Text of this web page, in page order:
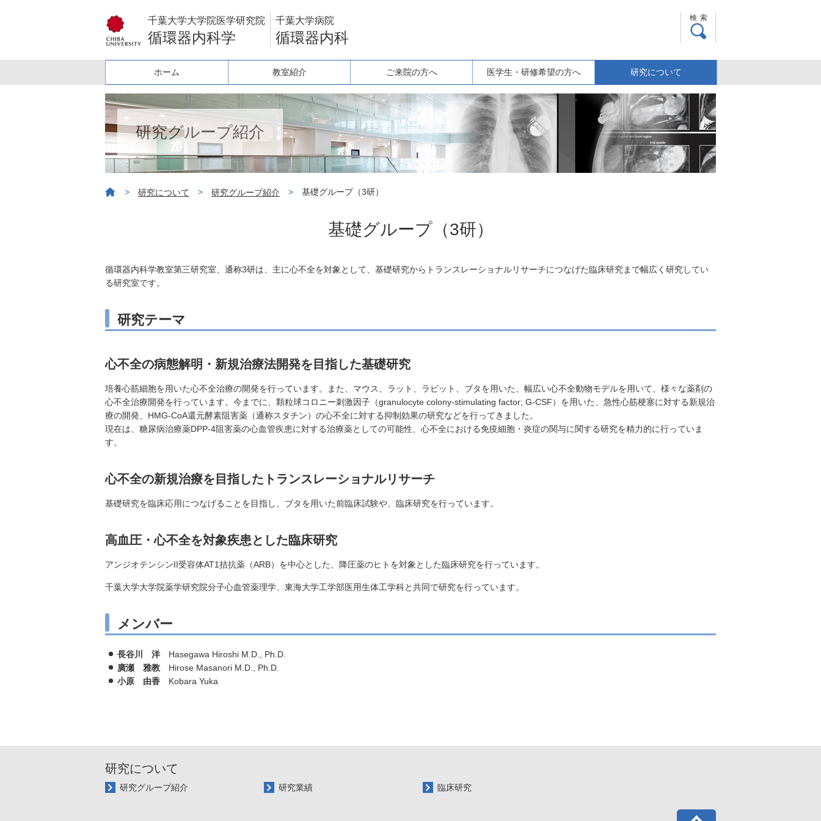
千葉大学大学院医学研究院
循環器内科学
千葉大学病院
循環器内科
検索
ホーム 教室紹介 ご来院の方へ 医学生・研修希望の方へ 研究について
研究グループ紹介
> 研究について > 研究グループ紹介 > 基礎グループ（3研）
基礎グループ（3研）
循環器内科学教室第三研究室、通称3研は、主に心不全を対象として、基礎研究からトランスレーショナルリサーチにつなげた臨床研究まで幅広く研究してい
る研究室です。
研究テーマ
心不全の病態解明・新規治療法開発を目指した基礎研究
培養心筋細胞を用いた心不全治療の開発を行っています。また、マウス、ラット、ラビット、ブタを用いた、幅広い心不全動物モデルを用いて、様々な薬剤の
心不全治療開発を行っています。今までに、顆粒球コロニー刺激因子（granulocyte colony-stimulating factor; G-CSF）を用いた、急性心筋梗塞に対する新規治
療の開発、HMG-CoA還元酵素阻害薬（通称スタチン）の心不全に対する抑制効果の研究などを行ってきました。
現在は、糖尿病治療薬DPP-4阻害薬の心血管疾患に対する治療薬としての可能性、心不全における免疫細胞・炎症の関与に関する研究を精力的に行っていま
す。
心不全の新規治療を目指したトランスレーショナルリサーチ
基礎研究を臨床応用につなげることを目指し、ブタを用いた前臨床試験や、臨床研究を行っています。
高血圧・心不全を対象疾患とした臨床研究
アンジオテンシンII受容体AT1拮抗薬（ARB）を中心とした、降圧薬のヒトを対象とした臨床研究を行っています。
千葉大学大学院薬学研究院分子心血管薬理学、東海大学工学部医用生体工学科と共同で研究を行っています。
メンバー
長谷川 洋 Hasegawa Hiroshi M.D., Ph.D.
廣瀬 雅教 Hirose Masanori M.D., Ph.D.
小原 由香 Kobara Yuka
研究について
研究グループ紹介 研究業績 臨床研究